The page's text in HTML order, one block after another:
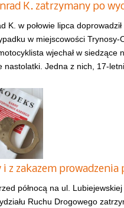
K. zatrzymany po
K. w połowie lipca
w miejscowości Trynosy-
wjechał w siedzące
nastolatki. Jedna z nich, 17-
z zakazem prowadzenia
północą na ul.
Ruchu Drogowego